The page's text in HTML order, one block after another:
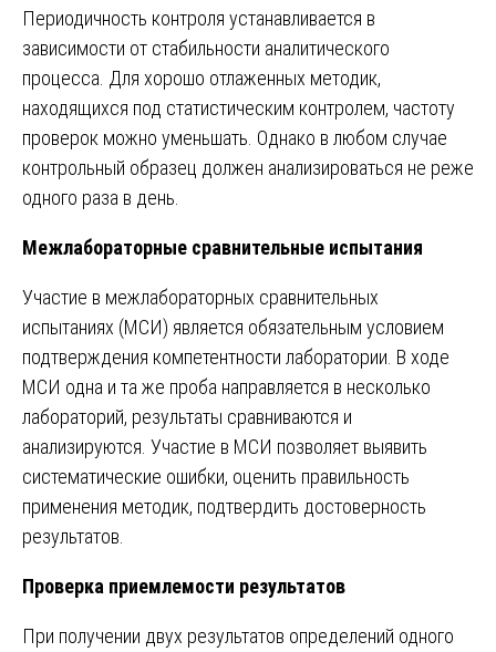
Периодичность контроля устанавливается в
зависимости от стабильности аналитического
процесса. Для хорошо отлаженных методик,
находящихся под статистическим контролем, частоту
проверок можно уменьшать. Однако в любом случае
контрольный образец должен анализироваться не реже
одного раза в день.
Межлабораторные сравнительные испытания
Участие в межлабораторных сравнительных
испытаниях (МСИ) является обязательным условием
подтверждения компетентности лаборатории. В ходе
МСИ одна и та же проба направляется в несколько
лабораторий, результаты сравниваются и
анализируются. Участие в МСИ позволяет выявить
систематические ошибки, оценить правильность
применения методик, подтвердить достоверность
результатов.
Проверка приемлемости результатов
При получении двух результатов определений одного